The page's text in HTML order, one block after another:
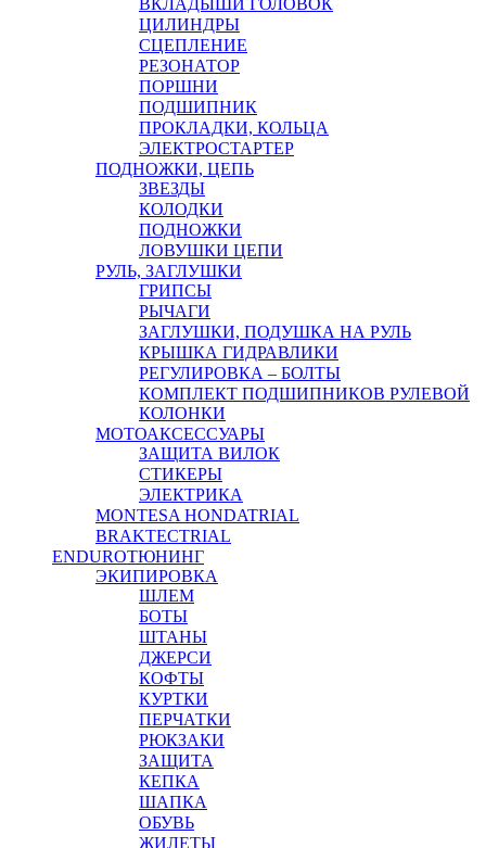
ВКЛАДЫШИ ГОЛОВОК
ЦИЛИНДРЫ
СЦЕПЛЕНИЕ
РЕЗОНАТОР
ПОРШНИ
ПОДШИПНИК
ПРОКЛАДКИ, КОЛЬЦА
ЭЛЕКТРОСТАРТЕР
ПОДНОЖКИ, ЦЕПЬ
ЗВЕЗДЫ
КОЛОДКИ
ПОДНОЖКИ
ЛОВУШКИ ЦЕПИ
РУЛЬ, ЗАГЛУШКИ
ГРИПСЫ
РЫЧАГИ
ЗАГЛУШКИ, ПОДУШКА НА РУЛЬ
КРЫШКА ГИДРАВЛИКИ
РЕГУЛИРОВКА – БОЛТЫ
КОМПЛЕКТ ПОДШИПНИКОВ РУЛЕВОЙ
КОЛОНКИ
МОТОАКСЕССУАРЫ
ЗАЩИТА ВИЛОК
СТИКЕРЫ
ЭЛЕКТРИКА
MONTESA HONDATRIAL
BRAKTECTRIAL
ENDUROТЮНИНГ
ЭКИПИРОВКА
ШЛЕМ
БОТЫ
ШТАНЫ
ДЖЕРСИ
КОФТЫ
КУРТКИ
ПЕРЧАТКИ
РЮКЗАКИ
ЗАЩИТА
КЕПКА
ШАПКА
ОБУВЬ
ЖИЛЕТЫ